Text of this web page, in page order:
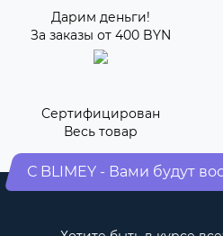
Дарим деньги!
За заказы от 400 BYN
Сертифицирован
Весь товар
С BLIMEY - Вами будут